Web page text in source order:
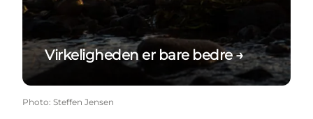
Virkeligheden er bare bedre →
Photo: Steffen Jensen